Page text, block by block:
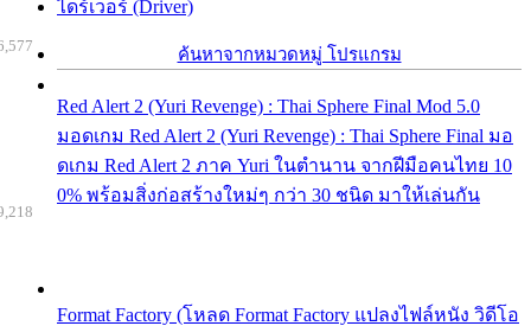
ไดร์เวอร์ (Driver)
ค้นหาจากหมวดหมู่ โปรแกรม
Red Alert 2 (Yuri Revenge) : Thai Sphere Final Mod 5.0
มอดเกม Red Alert 2 (Yuri Revenge) : Thai Sphere Final มอ
ดเกม Red Alert 2 ภาค Yuri ในตำนาน จากฝีมือคนไทย 10
0% พร้อมสิ่งก่อสร้างใหม่ๆ กว่า 30 ชนิด มาให้เล่นกัน
Format Factory (โหลด Format Factory แปลงไฟล์หนัง วิดีโอ